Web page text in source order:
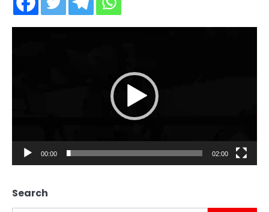
00:00 02:00
Search